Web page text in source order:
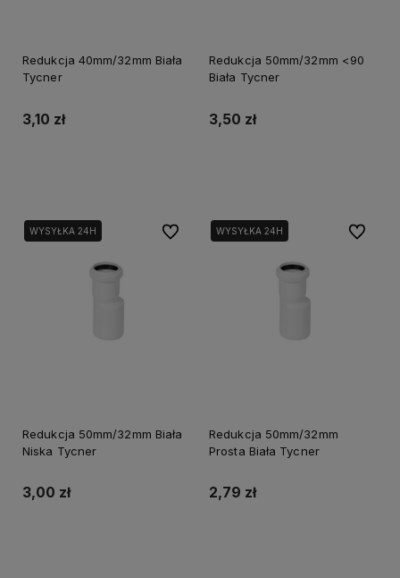
Redukcja 40mm/32mm Biała
Tycner
3,10 zł
Redukcja 50mm/32mm <90
Biała Tycner
3,50 zł
WYSYŁKA 24H
Redukcja 50mm/32mm Biała
Niska Tycner
3,00 zł
Do ulubionychWYSYŁKA 24H
Redukcja 50mm/32mm
Prosta Biała Tycner
2,79 zł
Do